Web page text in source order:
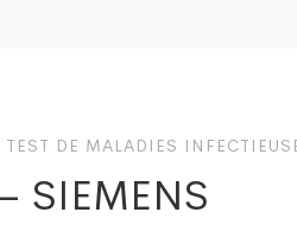
TEST DE MALADIES
SIEMENS